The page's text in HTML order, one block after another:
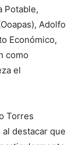
Potable,
Adolfo
Económico,
como
el
Torres
destacar que